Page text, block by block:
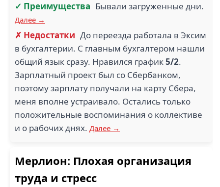
✓ Преимущества Бывали загруженные дни.
Далее →
✗ Недостатки До переезда работала в Эксим
в бухгалтерии. С главным бухгалтером нашли
общий язык сразу. Нравился график5/2.
Зарплатный проект был со Сбербанком,
поэтому зарплату получали на карту Сбера,
меня вполне устраивало. Остались только
положительные воспоминания о коллективе
и о рабочих днях. Далее →
Мерлион: Плохая организация
труда и стресс